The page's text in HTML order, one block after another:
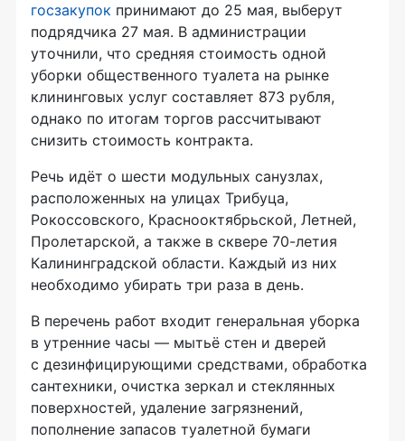
госзакупок принимают до 25 мая, выберут
подрядчика 27 мая. В администрации
уточнили, что средняя стоимость одной
уборки общественного туалета на рынке
клининговых услуг составляет 873 рубля,
однако по итогам торгов рассчитывают
снизить стоимость контракта.
Речь идёт о шести модульных санузлах,
расположенных на улицах Трибуца,
Рокоссовского, Краснооктябрьской, Летней,
Пролетарской, а также в сквере 70-летия
Калининградской области. Каждый из них
необходимо убирать три раза в день.
В перечень работ входит генеральная уборка
в утренние часы — мытьё стен и дверей
с дезинфицирующими средствами, обработка
сантехники, очистка зеркал и стеклянных
поверхностей, удаление загрязнений,
пополнение запасов туалетной бумаги